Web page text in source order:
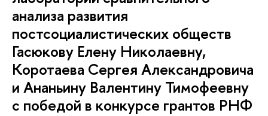
анализа развития
постсоциалистических обществ
Гасюкову Елену Николаевну,
Коротаева Сергея Александровича
и Ананьину Валентину Тимофеевну
с победой в конкурсе грантов РНФ